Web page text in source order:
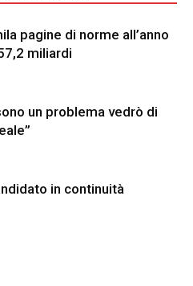
pagine di norme all’anno
miliardi
un problema vedrò di
in continuità